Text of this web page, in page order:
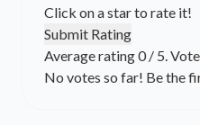
Click on a star to rate it!
Submit Rating
Average rating0/ 5.
No votes so far! Be the